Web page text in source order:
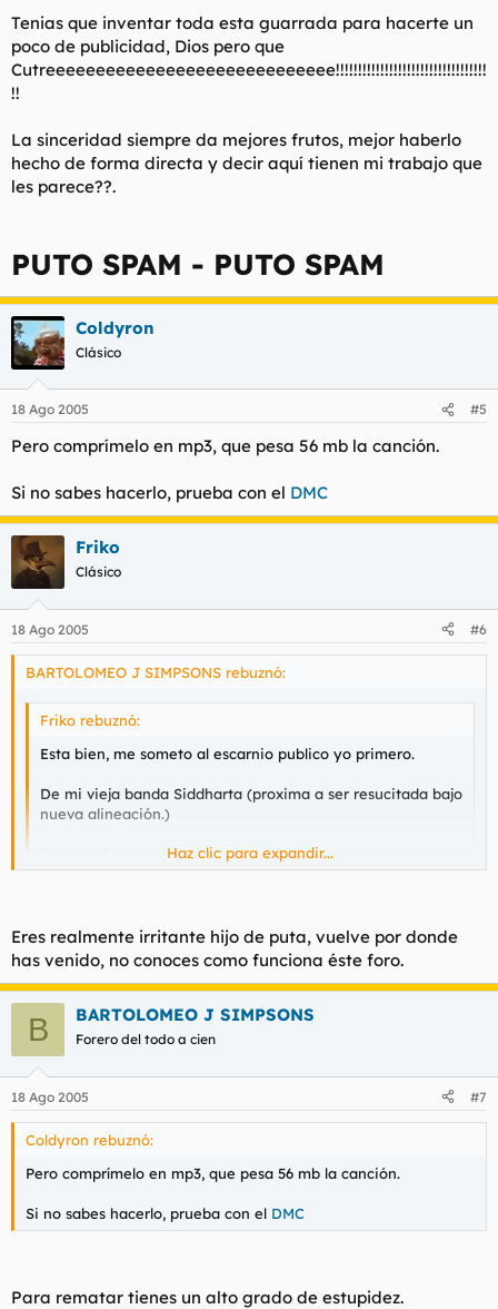
100% advierto, pa que al que le guste el reggaeton ni se
moleste en bajarla para criticar.
Tenias que inventar toda esta guarrada para hacerte un
poco de publicidad, Dios pero que
Cutreeeeeeeeeeeeeeeeeeeeeeeeeeeee!!!!!!!!!!!!!!!!!!!!!!!!!!!!!!!!!!
!!
La sinceridad siempre da mejores frutos, mejor haberlo
hecho de forma directa y decir aquí tienen mi trabajo que
les parece??.
PUTO SPAM - PUTO SPAM
Coldyron
Clásico
18 Ago 2005 #5
Pero comprímelo en mp3, que pesa 56 mb la canción.
Si no sabes hacerlo, prueba con el DMC
Friko
Clásico
18 Ago 2005 #6
BARTOLOMEO J SIMPSONS rebuznó:
Friko rebuznó:
Esta bien, me someto al escarnio publico yo primero.
De mi vieja banda Siddharta (proxima a ser resucitada bajo
nueva alineación.)
Aclaro, este track pertenece a un demo publicado en el año
2003, la grabación se realizo de forma muy precaria y casi
artesanal y sin embargo creo que no suena tan mal.
Grunge 100% advierto, pa que al que le guste el reggaeton
ni se moleste en bajarla para criticar.
P.D: La intro es un poco larga por lo que la versión está sin
editar, paciencia.
Tenias que inventar toda esta guarrada para hacerte un poco
de publicidad, Dios pero que
Cutreeeeeeeeeeeeeeeeeeeeeeeeeeeee!!!!!!!!!!!!!!!!!!!!!!!!!!!!!!!!!!!!
La sinceridad siempre da mejores frutos, mejor haberlo hecho
de forma directa y decir aquí tienen mi trabajo que les
parece??.
PUTO SPAM - PUTO SPAM
Haz clic para expandir...
Eres realmente irritante hijo de puta, vuelve por donde
has venido, no conoces como funciona éste foro.
B BARTOLOMEO J SIMPSONS
Forero del todo a cien
18 Ago 2005 #7
Coldyron rebuznó:
Pero comprímelo en mp3, que pesa 56 mb la canción.
Si no sabes hacerlo, prueba con el DMC
Para rematar tienes un alto grado de estupidez.